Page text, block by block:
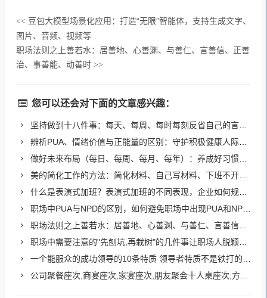
<<豆包大模型场景化应用：打造“无限”智能体，支持生成文字、
图片、音频、视频等
职场法则之上善若水：居善地、心善渊、与善仁、言善信、正善
治、事善能、动善时 >>
您可以还会对下面的文章感兴趣：
坚持做到十八件事：每天、每周、每时每刻反省自己的言行举止
辨析PUA、情绪价值与正能量的区别：守护积极健康人际交往
做好未来布局（每日、每周、每月、每年）：养成好习惯、消除内耗、提升知识和认知、强健身体、定期复盘
美的简化工作的方法：简化材料、自己写材料、下班不开会、减少微信群、使用数字看板、合理团建
什么是表演式加班？表演式加班的不同表现，企业如何规避表演式加班？
职场中PUA与NPD的区别，如何避免职场中出现PUA和NPD的问题？
职场法则之上善若水：居善地、心善渊、与善仁、言善信、正善治、事善能、动善时
职场中需要注意的"先刨坑,再栽树"的几件事让职场人脱颖而出
一个能服众的成功领导的10条特质 领导者特质不是铁打的定律
公司聚餐座次,商宴座次,家宴座次,朋友聚会十人桌座次,方桌座次,长条桌座次,吃饭座次规矩